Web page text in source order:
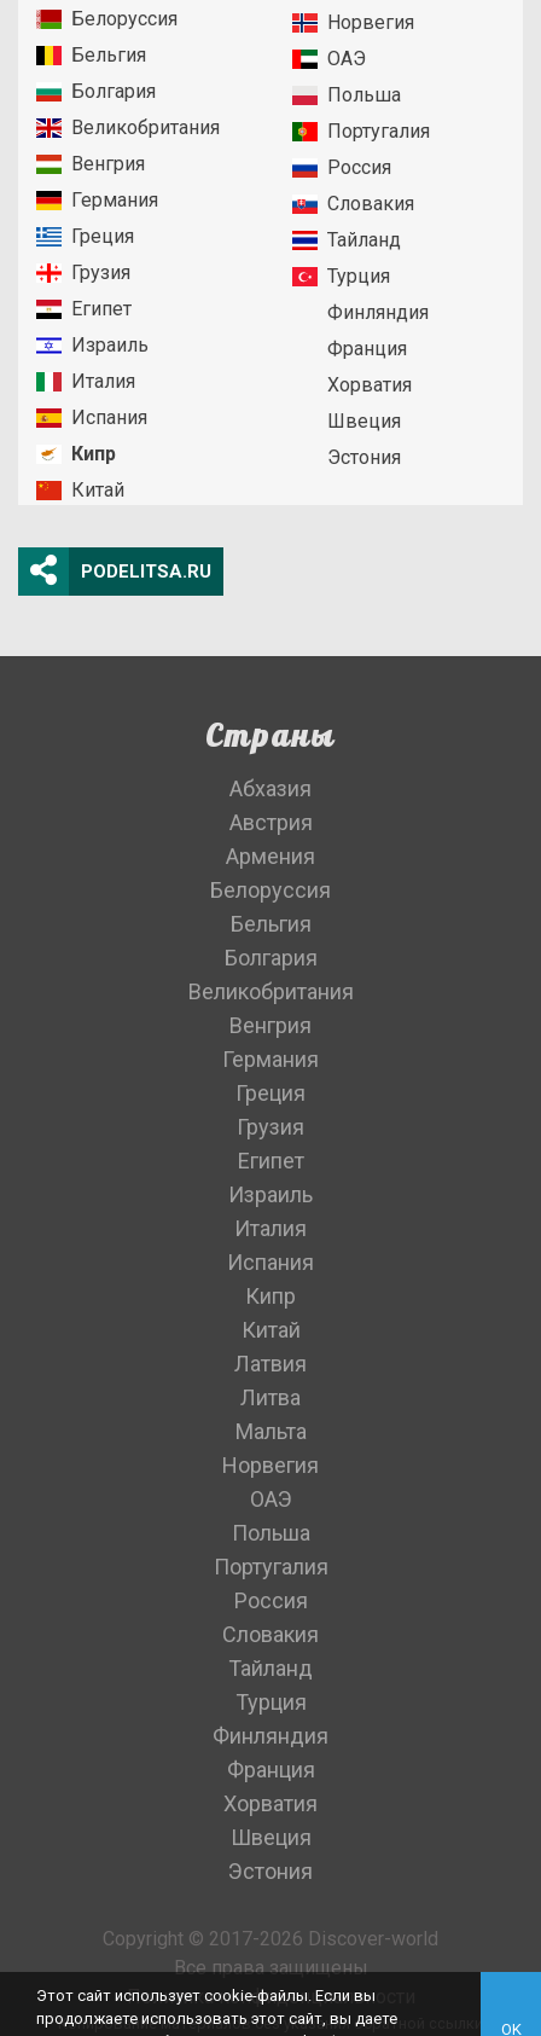
Белоруссия
Бельгия
Болгария
Великобритания
Венгрия
Германия
Греция
Грузия
Египет
Израиль
Италия
Испания
Кипр
Китай
Норвегия
ОАЭ
Польша
Португалия
Россия
Словакия
Тайланд
Турция
Финляндия
Франция
Хорватия
Швеция
Эстония
PODELITSA.RU
Страны
Абхазия
Австрия
Армения
Белоруссия
Бельгия
Болгария
Великобритания
Венгрия
Германия
Греция
Грузия
Египет
Израиль
Италия
Испания
Кипр
Китай
Латвия
Литва
Мальта
Норвегия
ОАЭ
Польша
Португалия
Россия
Словакия
Тайланд
Турция
Финляндия
Франция
Хорватия
Швеция
Эстония
Copyright © 2017-2026 Discover-world
Все права защищены
Политика конфиденциальности
Копирование материалов без указания обратной ссылки
Этот сайт использует cookie-файлы. Если вы
продолжаете использовать этот сайт, вы даете
OK